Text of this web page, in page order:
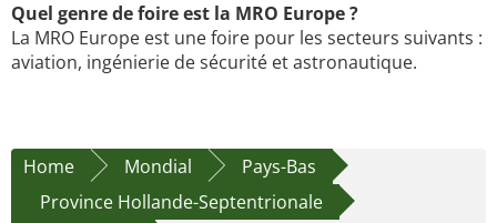
Quel genre de foire est la MRO Europe ?
La MRO Europe est une foire pour les secteurs suivants :
aviation, ingénierie de sécurité et astronautique.
Home Mondial
Pays-Bas
Province Hollande-Septentrionale